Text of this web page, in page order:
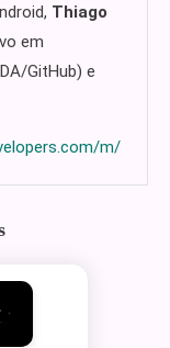
Thiago
em
GitHub) e
m/